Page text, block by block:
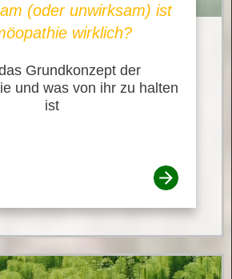
(oder unwirksam) ist
wirklich?
Grundkonzept der
und was von ihr zu halten
ist